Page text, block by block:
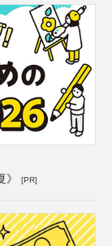
》 [PR]